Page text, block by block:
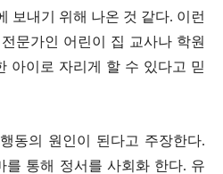
보내기 위해 나온 것 같다. 이런
문가인 어린이 집 교사나 학원
아이로 자리게 할 수 있다고 믿
동의 원인이 된다고 주장한다.
를 통해 정서를 사회화 한다. 유